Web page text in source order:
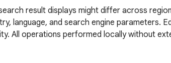
result displays might differ across
language, and search engine parameters.
All operations performed locally without